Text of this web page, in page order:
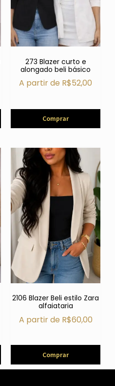
273 Blazer curto e
alongado beli básico
A partir de R$52,00
Comprar
2106 Blazer Beli estilo Zara
alfaiataria
A partir de R$60,00
Comprar